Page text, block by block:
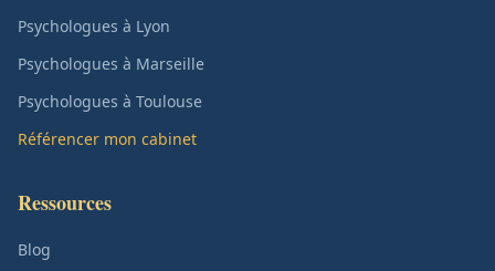
Psychologues à Lyon
Psychologues à Marseille
Psychologues à Toulouse
Référencer mon cabinet
Ressources
Blog